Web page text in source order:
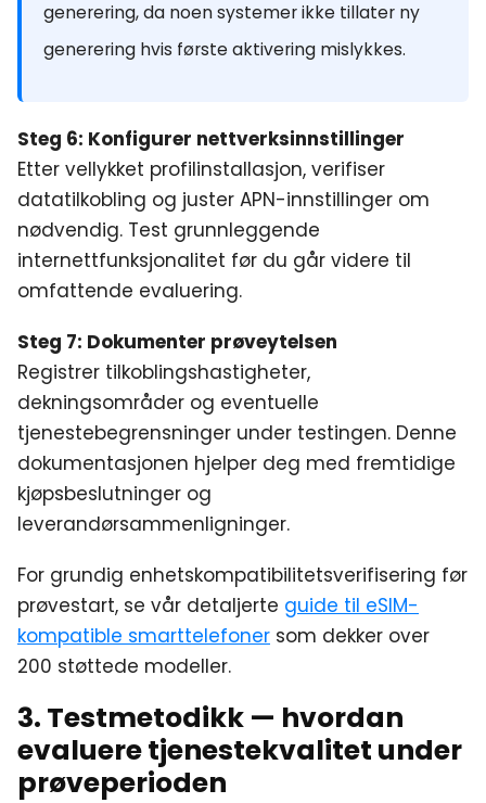
generering, da noen systemer ikke tillater ny
generering hvis første aktivering mislykkes.
Steg 6: Konfigurer nettverksinnstillinger
Etter vellykket profilinstallasjon, verifiser
datatilkobling og juster APN-innstillinger om
nødvendig. Test grunnleggende
internettfunksjonalitet før du går videre til
omfattende evaluering.
Steg 7: Dokumenter prøveytelsen
Registrer tilkoblingshastigheter,
dekningsområder og eventuelle
tjenestebegrensninger under testingen. Denne
dokumentasjonen hjelper deg med fremtidige
kjøpsbeslutninger og
leverandørsammenligninger.
For grundig enhetskompatibilitetsverifisering før
prøvestart, se vår detaljerte guide til eSIM-
kompatible smarttelefoner som dekker over
200 støttede modeller.
3. Testmetodikk — hvordan
evaluere tjenestekvalitet under
prøveperioden